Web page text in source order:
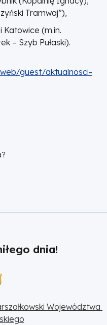
Tramwaj”),
Katowice (m.in.
– Szyb Pułaski).
guest/aktualnosci-
dnia!
Województwa